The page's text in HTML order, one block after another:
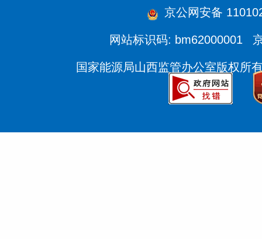
京公网安备
网站标识码: bm62000001
国家能源局山西监管办公室版权所